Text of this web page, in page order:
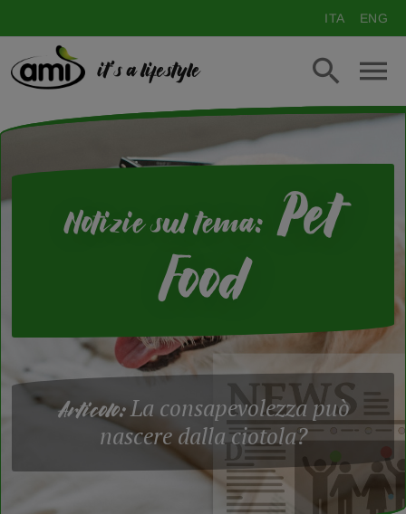
ITA ENG
it's a lifestyle
Notizie sul tema: Pet
Food
Articolo: La consapevolezza può
nascere dalla ciotola?